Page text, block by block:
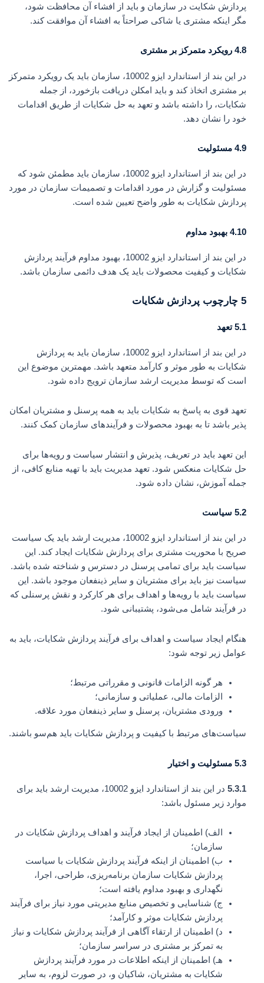
پردازش شکایت در سازمان و باید از افشاء آن محافظت شود،
مگر اینکه مشتری یا شاکی صراحتاً به افشاء آن موافقت کند.
4.8 رویکرد متمرکز بر مشتری
در این بند از استاندارد ایزو 10002، سازمان باید یک رویکرد متمرکز
بر مشتری اتخاذ کند و باید امکلن دریافت بازخورد، از جمله
شکایات، را داشته باشد و تعهد به حل شکایات از طریق اقدامات
خود را نشان دهد.
4.9 مسئولیت
در این بند از استاندارد ایزو 10002، سازمان باید مطمئن شود که
مسئولیت و گزارش در مورد اقدامات و تصمیمات سازمان در مورد
پردازش شکایات به طور واضح تعیین شده است.
4.10 بهبود مداوم
در این بند از استاندارد ایزو 10002، بهبود مداوم فرآیند پردازش
شکایات و کیفیت محصولات باید یک هدف دائمی سازمان باشد.
5 چارچوب پردازش شکایات
5.1 تعهد
در این بند از استاندارد ایزو 10002، سازمان باید به پردازش
شکایات به طور موثر و کارآمد متعهد باشد. مهمترین موضوع این
است که توسط مدیریت ارشد سازمان ترویج داده شود.
تعهد قوی به پاسخ به شکایات باید به همه پرسنل و مشتریان امکان
پذیر باشد تا به بهبود محصولات و فرآیندهای سازمان کمک کنند.
این تعهد باید در تعریف، پذیرش و انتشار سیاست و رویه‌ها برای
حل شکایات منعکس شود. تعهد مدیریت باید با تهیه منابع کافی، از
جمله آموزش، نشان داده شود.
5.2 سیاست
در این بند از استاندارد ایزو 10002، مدیریت ارشد باید یک سیاست
صریح با محوریت مشتری برای پردازش شکایات ایجاد کند. این
سیاست باید برای تمامی پرسنل در دسترس و شناخته شده باشد.
سیاست نیز باید برای مشتریان و سایر ذینفعان موجود باشد. این
سیاست باید با رویه‌ها و اهداف برای هر کارکرد و نقش پرسنلی که
در فرآیند شامل می‌شود، پشتیبانی شود.
هنگام ایجاد سیاست و اهداف برای فرآیند پردازش شکایات، باید به
عوامل زیر توجه شود:
هر گونه الزامات قانونی و مقرراتی مرتبط؛
الزامات مالی، عملیاتی و سازمانی؛
ورودی مشتریان، پرسنل و سایر ذینفعان مورد علاقه.
سیاست‌های مرتبط با کیفیت و پردازش شکایات باید هم‌سو باشند.
5.3 مسئولیت و اختیار
5.3.1
در این بند از استاندارد ایزو 10002، مدیریت ارشد باید برای
موارد زیر مسئول باشد:
الف) اطمینان از ایجاد فرآیند و اهداف پردازش شکایات در
سازمان؛
ب) اطمینان از اینکه فرآیند پردازش شکایات با سیاست
پردازش شکایات سازمان برنامه‌ریزی، طراحی، اجرا،
نگهداری و بهبود مداوم یافته است؛
ج) شناسایی و تخصیص منابع مدیریتی مورد نیاز برای فرآیند
پردازش شکایات موثر و کارآمد؛
د) اطمینان از ارتقاء آگاهی از فرآیند پردازش شکایات و نیاز
به تمرکز بر مشتری در سراسر سازمان؛
هـ) اطمینان از اینکه اطلاعات در مورد فرآیند پردازش
شکایات به مشتریان، شاکیان و، در صورت لزوم، به سایر